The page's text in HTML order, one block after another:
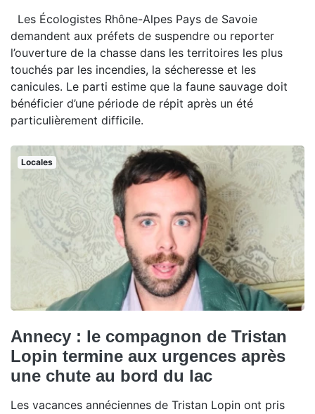
Les Écologistes Rhône-Alpes Pays de Savoie
demandent aux préfets de suspendre ou reporter
l’ouverture de la chasse dans les territoires les plus
touchés par les incendies, la sécheresse et les
canicules. Le parti estime que la faune sauvage doit
bénéficier d’une période de répit après un été
particulièrement difficile.
Locales
Annecy : le compagnon de Tristan
Lopin termine aux urgences après
une chute au bord du lac
Les vacances annéciennes de Tristan Lopin ont pris